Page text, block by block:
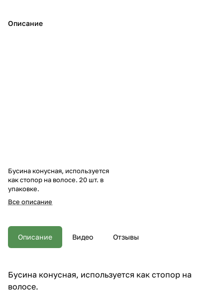
Описание
Бусина конусная, используется
как стопор на волосе. 20 шт. в
упаковке.
Все описание
Описание Видео Отзывы
Бусина конусная, используется как стопор на
волосе.